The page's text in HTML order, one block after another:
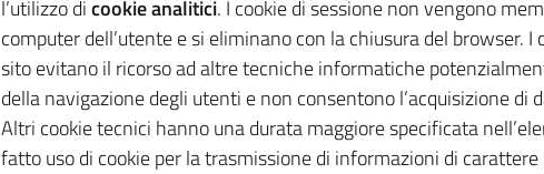
l’utilizzo dicookie analitici. I cookie di sessione non vengono
computer dell’utente e si eliminano con la chiusura del browser.
sito evitano il ricorso ad altre tecniche informatiche
della navigazione degli utenti e non consentono l’acquisizione di
Altri cookie tecnici hanno una durata maggiore specificata
fatto uso di cookie per la trasmissione di informazioni di carattere